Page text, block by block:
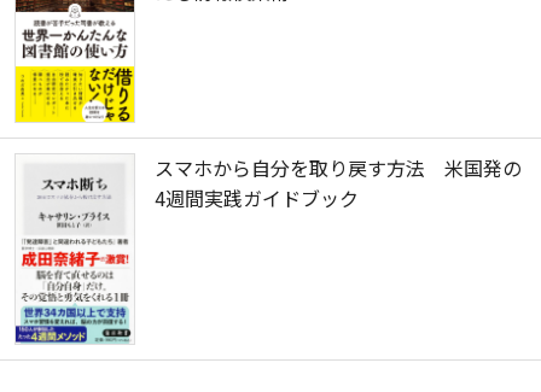
スマホから自分を取り戻す方法 米国発の
4週間実践ガイドブック